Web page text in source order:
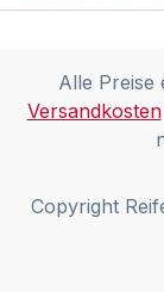
Alle Preise
Versandkosten
Copyright